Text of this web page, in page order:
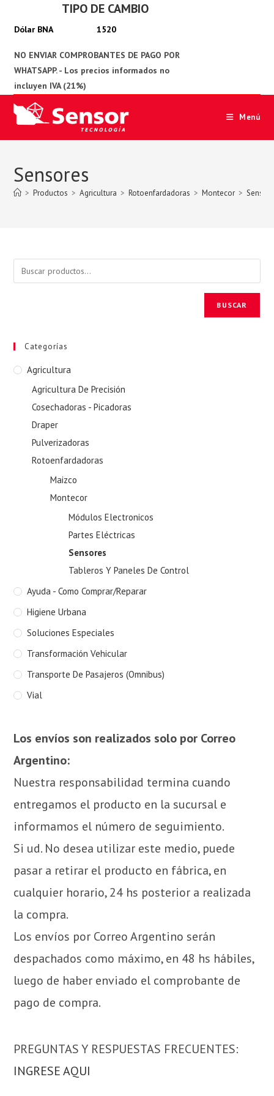
TIPO DE CAMBIO
1520
Menú
Sensores
> Productos > Agricultura > Rotoenfardadoras > Montecor >
BUSCAR
Categorías
Agricultura
Agricultura De Precisión
Cosechadoras - Picadoras
Draper
Pulverizadoras
Rotoenfardadoras
Maizco
Montecor
Módulos Electronicos
Partes Eléctricas
Sensores
Tableros Y Paneles De Control
Ayuda - Como Comprar/Reparar
Higiene Urbana
Soluciones Especiales
Transformación Vehicular
Transporte De Pasajeros (Omnibus)
Vial
Los envíos son realizados solo por Correo
Argentino:
Nuestra responsabilidad termina cuando
entregamos el producto en la sucursal e
informamos el número de seguimiento.
Si ud. No desea utilizar este medio, puede
pasar a retirar el producto en fábrica, en
cualquier horario, 24 hs posterior a realizada
la compra.
Los envíos por Correo Argentino serán
despachados como máximo, en 48 hs hábiles,
luego de haber enviado el comprobante de
pago de compra.
PREGUNTAS Y RESPUESTAS FRECUENTES:
INGRESE AQUI